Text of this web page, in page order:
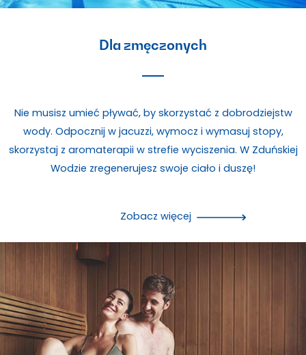
Dla zmęczonych
Nie musisz umieć pływać, by skorzystać z dobrodziejstw
wody. Odpocznij w jacuzzi, wymocz i wymasuj stopy,
skorzystaj z aromaterapii w strefie wyciszenia. W Zduńskiej
Wodzie zregenerujesz swoje ciało i duszę!
Zobacz więcej